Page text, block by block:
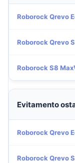
Roborock Qrevo
Roborock Qrevo
Roborock S8
Evitamento
Roborock Qrevo
Roborock Qrevo